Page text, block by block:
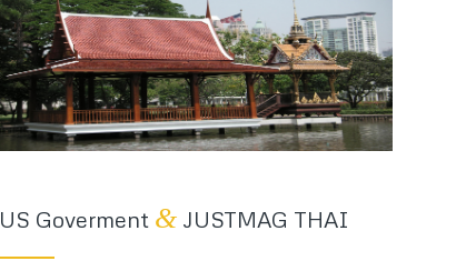
US Goverment &JUSTMAG THAI